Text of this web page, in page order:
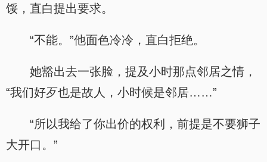
馁，直白提出要求。
“不能。”他面色冷冷，直白拒绝。
她豁出去一张脸，提及小时那点邻居之情，
“我们好歹也是故人，小时候是邻居……”
“所以我给了你出价的权利，前提是不要狮子
大开口。”